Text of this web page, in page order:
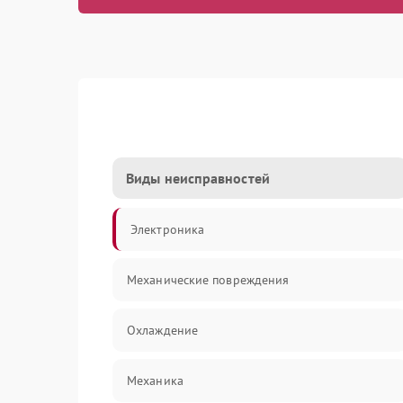
Виды неисправностей
Электроника
Механические повреждения
Охлаждение
Механика